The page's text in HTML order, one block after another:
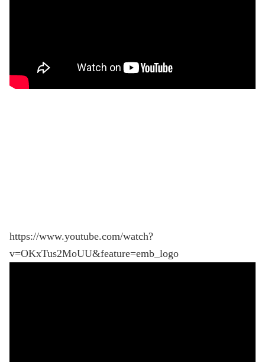
https://www.youtube.com/watch?
v=OKxTus2MoUU&feature=emb_logo